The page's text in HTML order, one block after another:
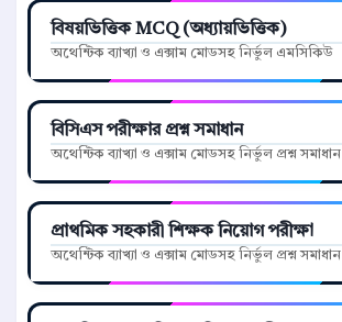
বিষয়ভিত্তিক MCQ (অধ্যায়ভিত্তিক)
অথেন্টিক ব্যাখ্যা ও এক্সাম মোডসহ নির্ভুল এমসিকিউ
বিসিএস পরীক্ষার প্রশ্ন সমাধান
অথেন্টিক ব্যাখ্যা ও এক্সাম মোডসহ নির্ভুল প্রশ্ন সমাধান
প্রাথমিক সহকারী শিক্ষক নিয়োগ পরীক্ষা
অথেন্টিক ব্যাখ্যা ও এক্সাম মোডসহ নির্ভুল প্রশ্ন সমাধান